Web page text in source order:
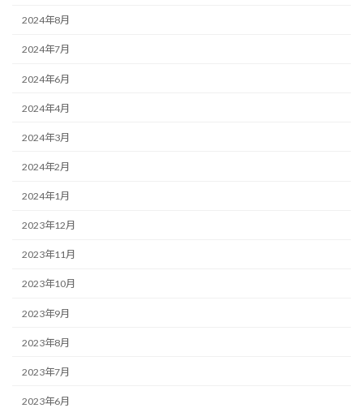
2024年8月
2024年7月
2024年6月
2024年4月
2024年3月
2024年2月
2024年1月
2023年12月
2023年11月
2023年10月
2023年9月
2023年8月
2023年7月
2023年6月